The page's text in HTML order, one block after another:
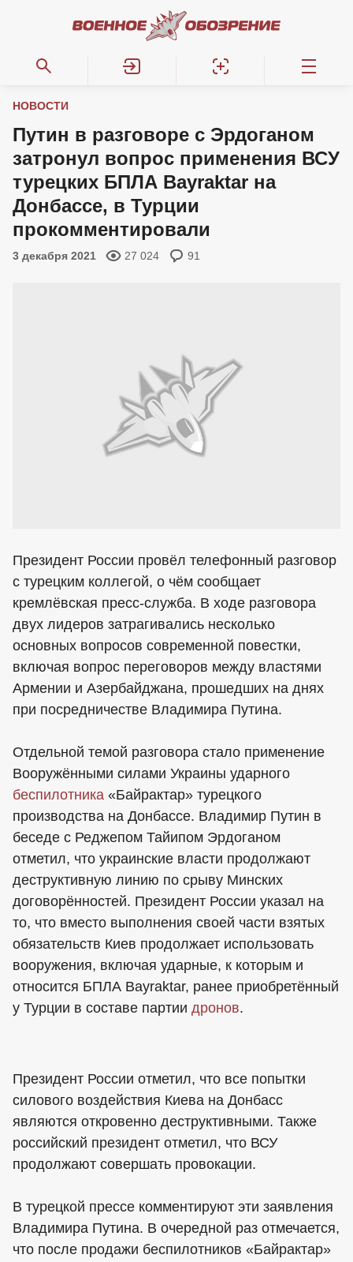
НОВОСТИ
Путин в разговоре с Эрдоганом
затронул вопрос применения ВСУ
турецких БПЛА Bayraktar на
Донбассе, в Турции
прокомментировали
3 декабря 2021 27 024 91
Президент России провёл телефонный разговор
с турецким коллегой, о чём сообщает
кремлёвская пресс-служба. В ходе разговора
двух лидеров затрагивались несколько
основных вопросов современной повестки,
включая вопрос переговоров между властями
Армении и Азербайджана, прошедших на днях
при посредничестве Владимира Путина.
Отдельной темой разговора стало применение
Вооружёнными силами Украины ударного
беспилотника «Байрактар» турецкого
производства на Донбассе. Владимир Путин в
беседе с Реджепом Тайипом Эрдоганом
отметил, что украинские власти продолжают
деструктивную линию по срыву Минских
договорённостей. Президент России указал на
то, что вместо выполнения своей части взятых
обязательств Киев продолжает использовать
вооружения, включая ударные, к которым и
относится БПЛА Bayraktar, ранее приобретённый
у Турции в составе партии дронов.
Президент России отметил, что все попытки
силового воздействия Киева на Донбасс
являются откровенно деструктивными. Также
российский президент отметил, что ВСУ
продолжают совершать провокации.
В турецкой прессе комментируют эти заявления
Владимира Путина. В очередной раз отмечается,
что после продажи беспилотников «Байрактар»